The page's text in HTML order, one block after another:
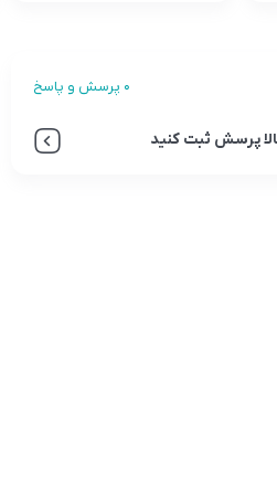
0 پرسش و پاسخ
پرسش ثبت کنید